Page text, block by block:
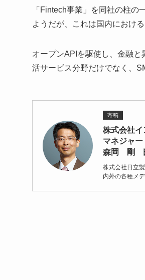
「Fintech事業」を同社の柱
ようだが、これは国内におけ
オープンAPIを駆使し、金融
活サービス分野だけでなく、
寄稿
株式会社
マネジャー
森岡 剛
株式会社日立
内外の各種メ